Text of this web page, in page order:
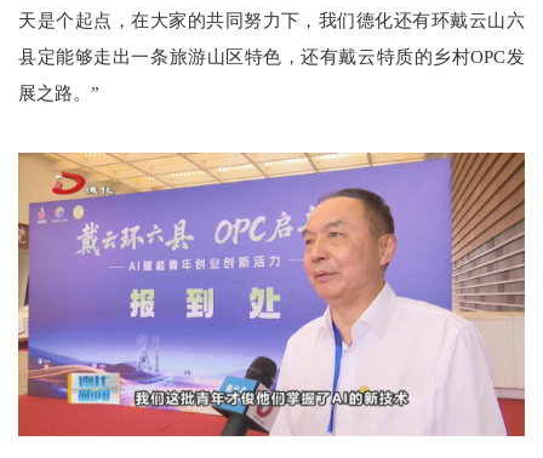
天是个起点，在大家的共同努力下，我们德化还有环戴云山六
县定能够走出一条旅游山区特色，还有戴云特质的乡村OPC发
展之路。”